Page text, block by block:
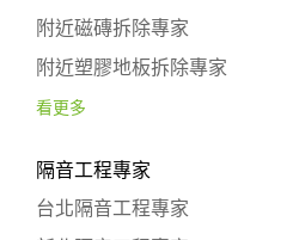
附近磁磚拆除專家
附近塑膠地板拆除專家
看更多
隔音工程專家
台北隔音工程專家